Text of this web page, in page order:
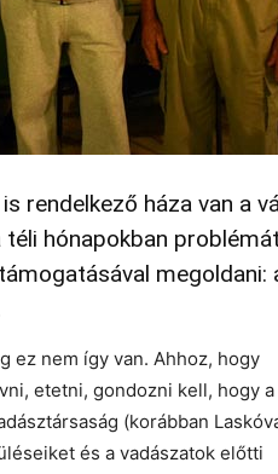
rendelkező háza van a
hónapokban
megoldani:
ez nem így van. Ahhoz, hogy
etetni, gondozni kell, hogy
(korábban
és a vadászatok előtti